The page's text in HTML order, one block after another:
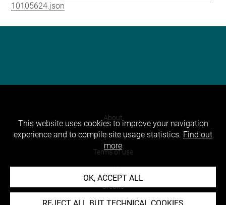
10105624.json
About
Contact Us
Terms of use
Cookies
Credits
Accessibility : non compliant
This website uses cookies to improve your navigation
experience and to compile site usage statistics. Find out
more
OK, ACCEPT ALL